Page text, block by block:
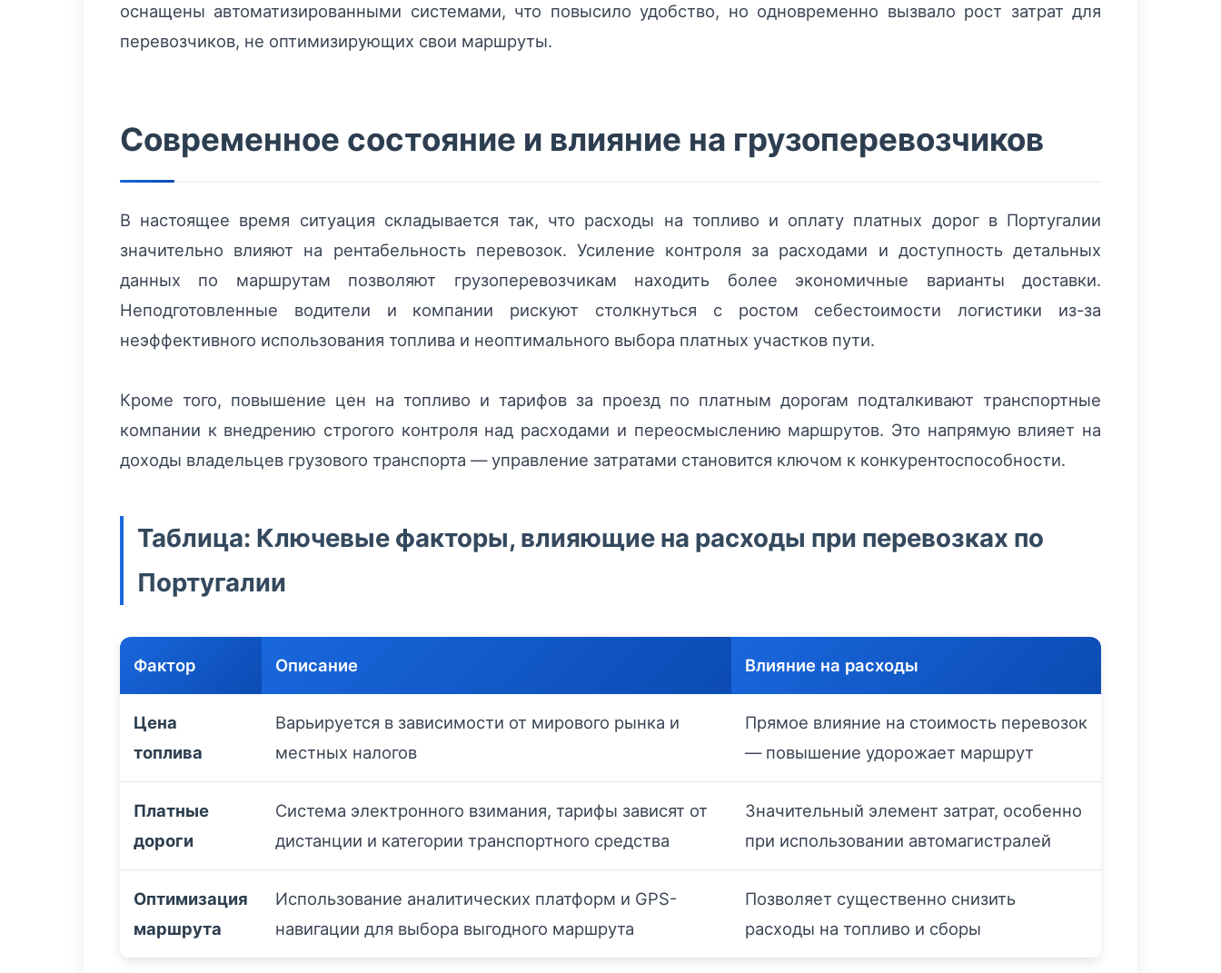
оснащены автоматизированными системами, что повысило удобство, но одновременно вызвало рост затрат для
перевозчиков, не оптимизирующих свои маршруты.
Современное состояние и влияние на грузоперевозчиков
В настоящее время ситуация складывается так, что расходы на топливо и оплату платных дорог в Португалии
значительно влияют на рентабельность перевозок. Усиление контроля за расходами и доступность детальных
данных по маршрутам позволяют грузоперевозчикам находить более экономичные варианты доставки.
Неподготовленные водители и компании рискуют столкнуться с ростом себестоимости логистики из-за
неэффективного использования топлива и неоптимального выбора платных участков пути.
Кроме того, повышение цен на топливо и тарифов за проезд по платным дорогам подталкивают транспортные
компании к внедрению строгого контроля над расходами и переосмыслению маршрутов. Это напрямую влияет на
доходы владельцев грузового транспорта — управление затратами становится ключом к конкурентоспособности.
Таблица: Ключевые факторы, влияющие на расходы при перевозках по
Португалии
Фактор Описание Влияние на расходы
Цена
топлива
Варьируется в зависимости от мирового рынка и
местных налогов
Прямое влияние на стоимость перевозок
— повышение удорожает маршрут
Платные
дороги
Система электронного взимания, тарифы зависят от
дистанции и категории транспортного средства
Значительный элемент затрат, особенно
при использовании автомагистралей
Оптимизация
маршрута
Использование аналитических платформ и GPS-
навигации для выбора выгодного маршрута
Позволяет существенно снизить
расходы на топливо и сборы